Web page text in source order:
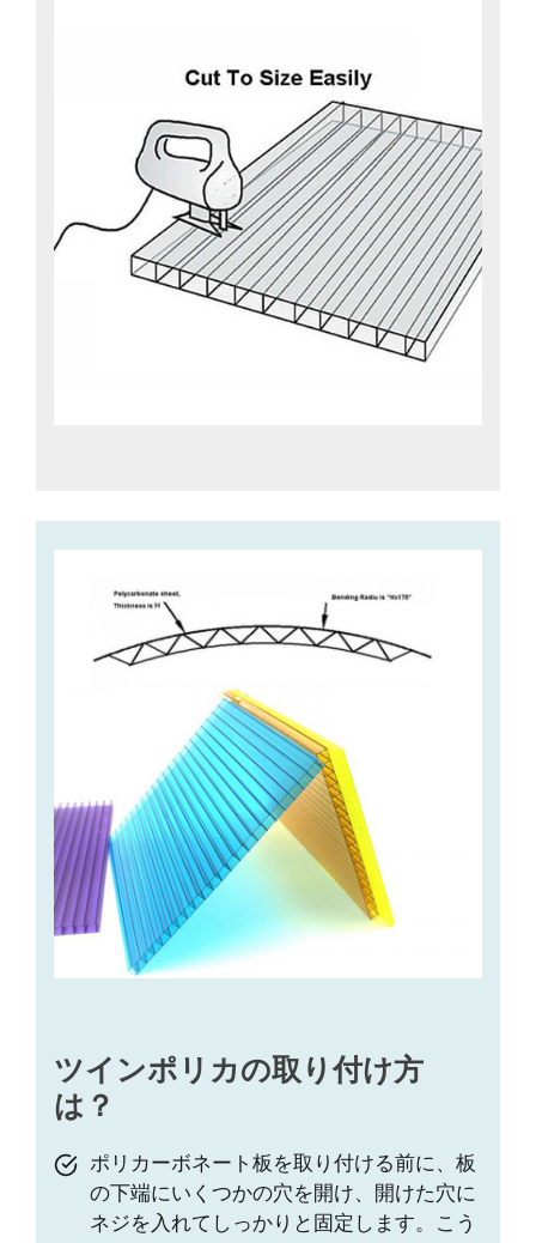
ツインポリカの取り付け方
は？
ポリカーボネート板を取り付ける前に、板
の下端にいくつかの穴を開け、開けた穴に
ネジを入れてしっかりと固定します。こう